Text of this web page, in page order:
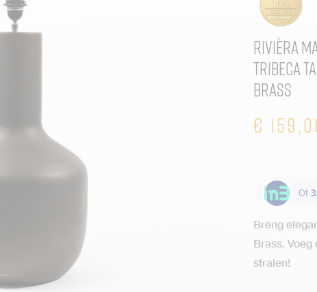
Rivièra
Tribeca
Brass
€
Of
Breng
Brass.
stralen!